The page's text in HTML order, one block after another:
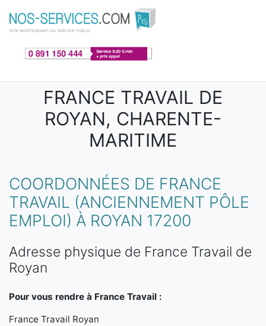
Aller au contenu principal
FRANCE TRAVAIL DE
ROYAN, CHARENTE-
MARITIME
COORDONNÉES DE FRANCE
TRAVAIL (ANCIENNEMENT PÔLE
EMPLOI) À ROYAN 17200
Adresse physique de France Travail de
Royan
Pour vous rendre à France Travail :
France Travail Royan